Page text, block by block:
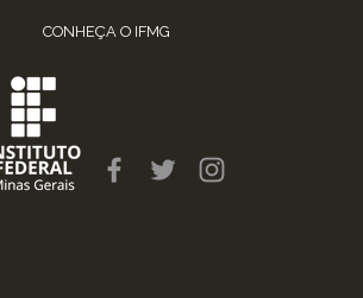
CONHEÇA O IFMG